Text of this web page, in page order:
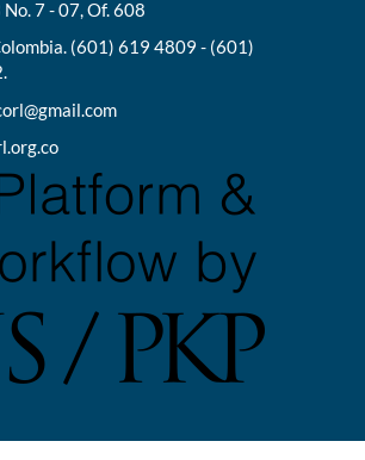
7 - 07, Of. 608
(601) 619 4809 - (601)